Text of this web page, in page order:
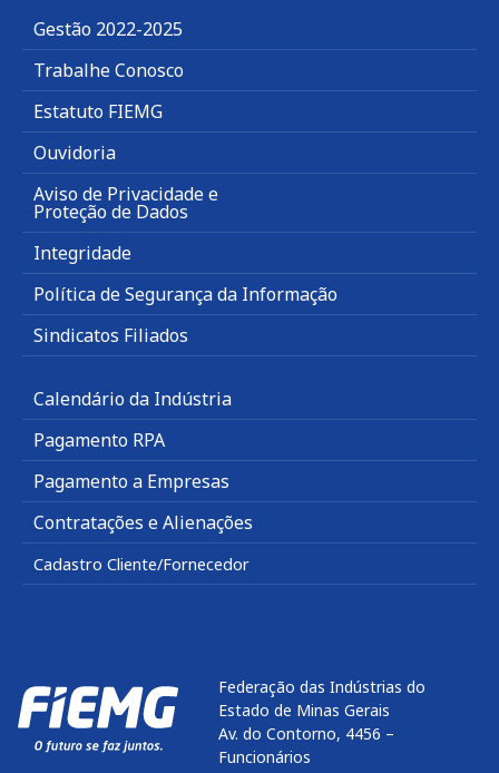
Gestão 2022-2025
Trabalhe Conosco
Estatuto FIEMG
Ouvidoria
Aviso de Privacidade e
Proteção de Dados
Integridade
Política de Segurança da Informação
Sindicatos Filiados
Calendário da Indústria
Pagamento RPA
Pagamento a Empresas
Contratações e Alienações
Cadastro Cliente/Fornecedor
Federação das Indústrias do
Estado de Minas Gerais
Av. do Contorno, 4456 –
Funcionários